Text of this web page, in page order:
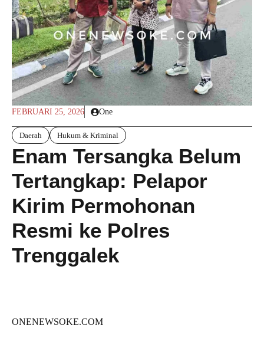
FEBRUARI 25, 2026 One
Daerah Hukum & Kriminal
Enam Tersangka Belum
Tertangkap: Pelapor
Kirim Permohonan
Resmi ke Polres
Trenggalek
ONENEWSOKE.COM